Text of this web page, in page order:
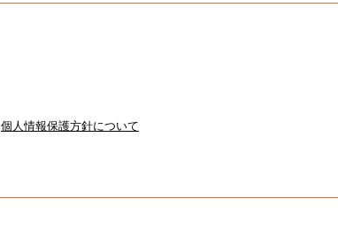
個人情報保護方針について